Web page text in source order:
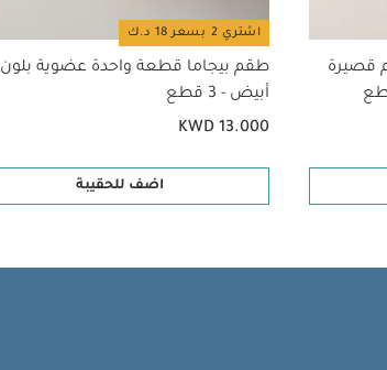
قصيرة
اشتري 2 بسعر 18 د.ك
طقم بيجاما قطعة واحدة عضوية بلون
أبيض - 3 قطع
KWD 13.000
اضف للحقيبة